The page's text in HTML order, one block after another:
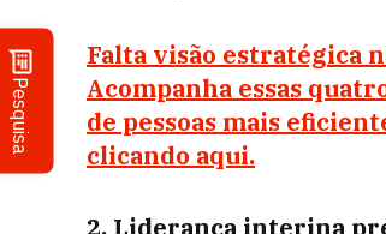
Pesquisa
Falta visão estratégica
Acompanha essas
de pessoas mais
clicando aqui.
2. Liderança interina